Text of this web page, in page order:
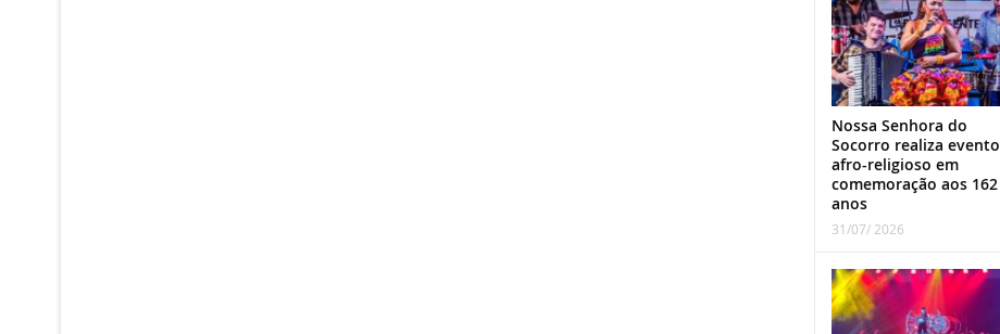
Nossa Senhora do
Socorro realiza evento
afro-religioso em
comemoração aos 162
anos
31/07/ 2026